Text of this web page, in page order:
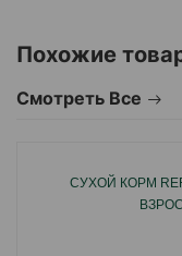
оптимальную
Похожие
Смотреть Все
СУХОЙ КОРМ